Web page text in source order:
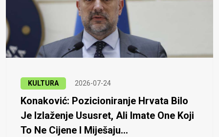
KULTURA 2026-07-24
Konaković: Pozicioniranje Hrvata Bilo
Je Izlaženje Ususret, Ali Imate One Koji
To Ne Cijene I Miješaju...